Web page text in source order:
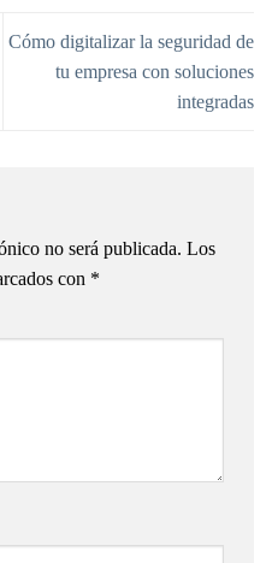
Cómo digitalizar la seguridad de
tu empresa con soluciones
integradas
no será publicada. Los
con *